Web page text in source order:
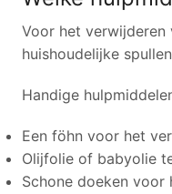
Voor het verwijderen
huishoudelijke
Handige
Een föhn voor het
Olijfolie of babyolie
Schone doeken voor